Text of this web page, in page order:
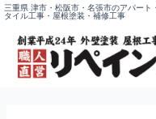
内三重県 津市・松阪市・名張市のアパート
タイル工事・屋根塗装・補修工事